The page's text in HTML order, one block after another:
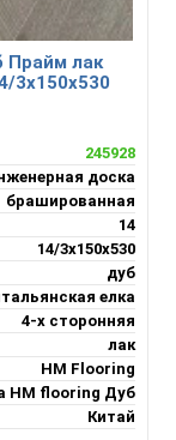
Прайм лак
3х150х530
245928
доска
брашированная
14
14/3х150х530
дуб
елка
4-х сторонняя
лак
HM Flooring
НM flooring Дуб
Китай